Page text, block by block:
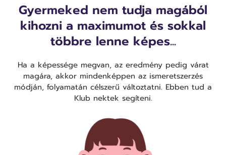
Gyermeked nem tudja magából
kihozni a maximumot és sokkal
többre lenne képes...
Ha a képessége megvan, az eredmény pedig várat
magára, akkor mindenképpen az ismeretszerzés
módján, folyamatán célszerű változtatni. Ebben tud a
Klub nektek segíteni.